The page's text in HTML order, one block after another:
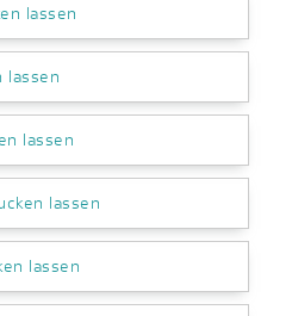
lassen
lassen
lassen
lassen
lassen